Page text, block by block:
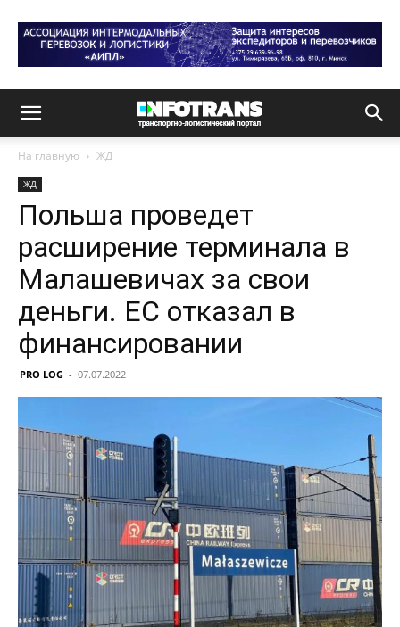
На главную ЖД
ЖД
Польша проведет
расширение терминала в
Малашевичах за свои
деньги. ЕС отказал в
финансировании
PRO LOG - 07.07.2022